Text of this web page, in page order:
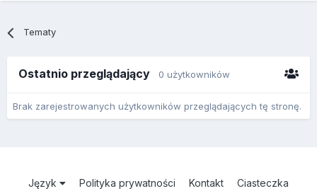
Tematy
Ostatnio przeglądający 0 użytkowników
Brak zarejestrowanych użytkowników przeglądających tę stronę.
Język Polityka prywatności Kontakt Ciasteczka